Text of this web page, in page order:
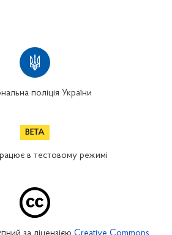
поліція України
в тестовому режимі